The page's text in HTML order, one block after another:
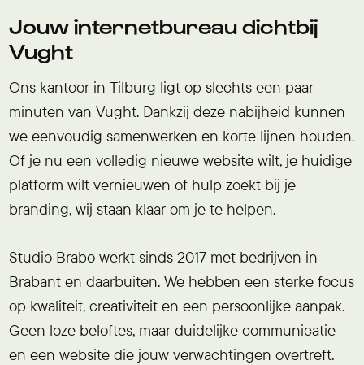
Jouw internetbureau dichtbij
Vught
Ons kantoor in Tilburg ligt op slechts een paar
minuten van Vught. Dankzij deze nabijheid kunnen
we eenvoudig samenwerken en korte lijnen houden.
Of je nu een volledig nieuwe website wilt, je huidige
platform wilt vernieuwen of hulp zoekt bij je
branding, wij staan klaar om je te helpen.
Studio Brabo werkt sinds 2017 met bedrijven in
Brabant en daarbuiten. We hebben een sterke focus
op kwaliteit, creativiteit en een persoonlijke aanpak.
Geen loze beloftes, maar duidelijke communicatie
en een website die jouw verwachtingen overtreft.